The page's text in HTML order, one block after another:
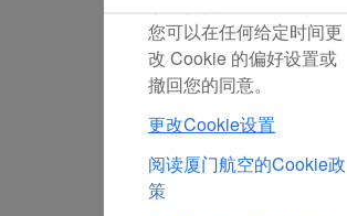
您可以在任何给定时间更
改 Cookie 的偏好设置或
撤回您的同意。
更改Cookie设置
阅读厦门航空的Cookie政
策